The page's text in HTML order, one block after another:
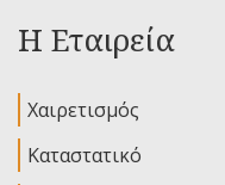
Η Εταιρεία
Χαιρετισμός
Καταστατικό